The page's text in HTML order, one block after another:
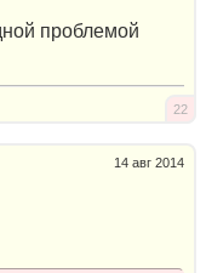
проблемой
22
14 авг 2014